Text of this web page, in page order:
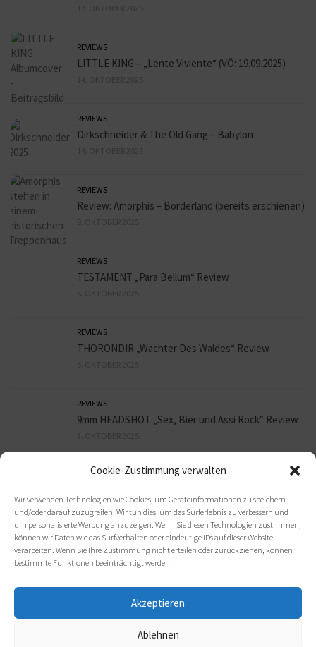
Cookie-Zustimmung verwalten
Wir verwenden Technologien wie Cookies, um Geräteinformationen zu speichern
und/oder darauf zuzugreifen. Wir tun dies, um das Surferlebnis zu verbessern und
um personalisierte Werbung anzuzeigen. Wenn Sie diesen Technologien zustimmen,
können wir Daten wie das Surfverhalten oder eindeutige IDs auf dieser Website
verarbeiten. Wenn Sie Ihre Zustimmung nicht erteilen oder zurückziehen, können
bestimmte Funktionen beeinträchtigt werden.
Akzeptieren
Ablehnen
REVIEWS
LITTLE KING – „Lente Viviente“ (VÖ: 19.09.2025)
REVIEWS
Dirkschneider & The Old Gang – Babylon
REVIEWS
Review: Amorphis – Borderland (bereits erschienen)
REVIEWS
TESTAMENT „Para Bellum“ Review
REVIEWS
THORONDIR „Wächter Des Waldes“ Review
REVIEWS
9mm HEADSHOT „Sex, Bier und Assi Rock“ Review
REVIEWS
30. SEPTEMBER 2025